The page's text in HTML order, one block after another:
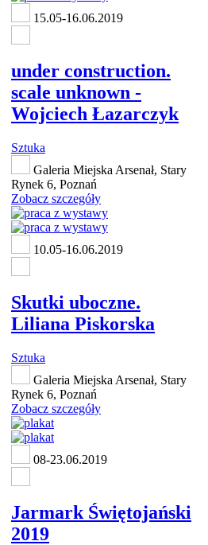
15.05-16.06.2019
under construction.
scale unknown -
Wojciech Łazarczyk
Sztuka
Galeria Miejska Arsenał, Stary
Rynek 6, Poznań
Zobacz szczegóły
10.05-16.06.2019
Skutki uboczne.
Liliana Piskorska
Sztuka
Galeria Miejska Arsenał, Stary
Rynek 6, Poznań
Zobacz szczegóły
08-23.06.2019
Jarmark Świętojański
2019